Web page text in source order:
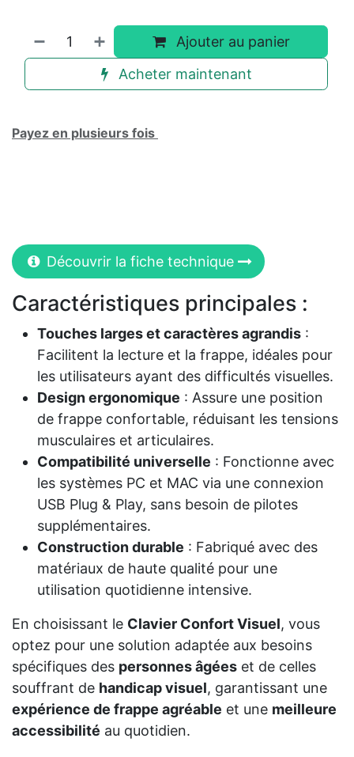
Ajouter au panier
Acheter maintenant
Payez en plusieurs fois
Découvrir la fiche technique
Caractéristiques principales :
Touches larges et caractères agrandis :
Facilitent la lecture et la frappe, idéales pour
les utilisateurs ayant des difficultés visuelles.​
Design ergonomique : Assure une position
de frappe confortable, réduisant les tensions
musculaires et articulaires.​
Compatibilité universelle : Fonctionne avec
les systèmes PC et MAC via une connexion
USB Plug & Play, sans besoin de pilotes
supplémentaires.​
Construction durable : Fabriqué avec des
matériaux de haute qualité pour une
utilisation quotidienne intensive.​
En choisissant le Clavier Confort Visuel, vous
optez pour une solution adaptée aux besoins
spécifiques des personnes âgées et de celles
souffrant de handicap visuel, garantissant une
expérience de frappe agréable et une meilleure
accessibilité au quotidien.​